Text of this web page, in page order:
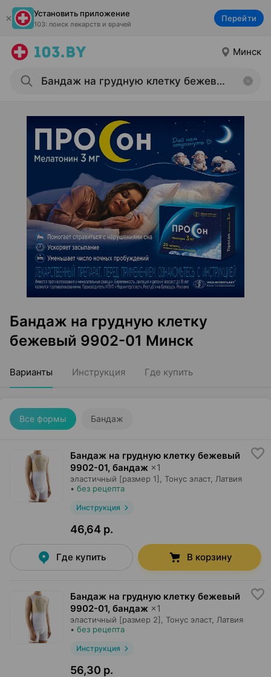
Установить приложение
103: поиск лекарств и врачей
Перейти
Минск
Бандаж на грудную клетку
бежевый 9902-01 Минск
Варианты Инструкция Где купить
Все формы Бандаж
Бандаж на грудную клетку бежевый
9902-01, бандаж ×1
эластичный [размер 1], Тонус эласт, Латвия
• без рецепта
Инструкция
46,64 р.
Где купить В корзину
Бандаж на грудную клетку бежевый
9902-01, бандаж ×1
эластичный [размер 2], Тонус эласт, Латвия
• без рецепта
Инструкция
56,30 р.